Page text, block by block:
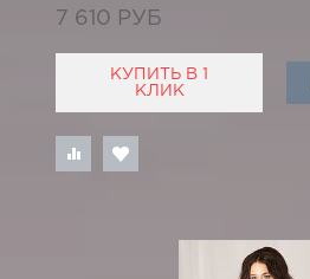
7 610 РУБ
КУПИТЬ В 1
КЛИК